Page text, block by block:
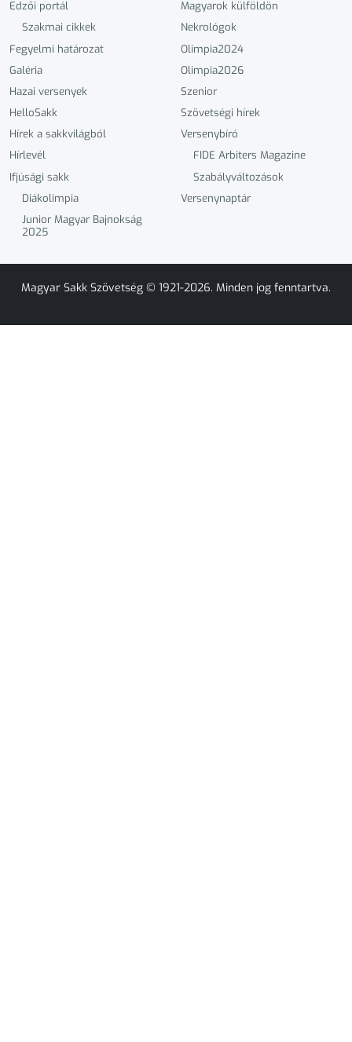
Edzői portál
Szakmai cikkek
Fegyelmi határozat
Galéria
Hazai versenyek
HelloSakk
Hírek a sakkvilágból
Hírlevél
Ifjúsági sakk
Diákolimpia
Junior Magyar Bajnokság
2025
Magyarok külföldön
Nekrológok
Olimpia2024
Olimpia2026
Szenior
Szövetségi hírek
Versenybíró
FIDE Arbiters Magazine
Szabályváltozások
Versenynaptár
Magyar Sakk Szövetség © 1921-2026. Minden jog fenntartva.